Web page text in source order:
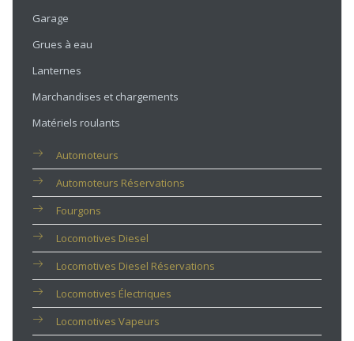
Garage
Grues à eau
Lanternes
Marchandises et chargements
Matériels roulants
Automoteurs
Automoteurs Réservations
Fourgons
Locomotives Diesel
Locomotives Diesel Réservations
Locomotives Électriques
Locomotives Vapeurs